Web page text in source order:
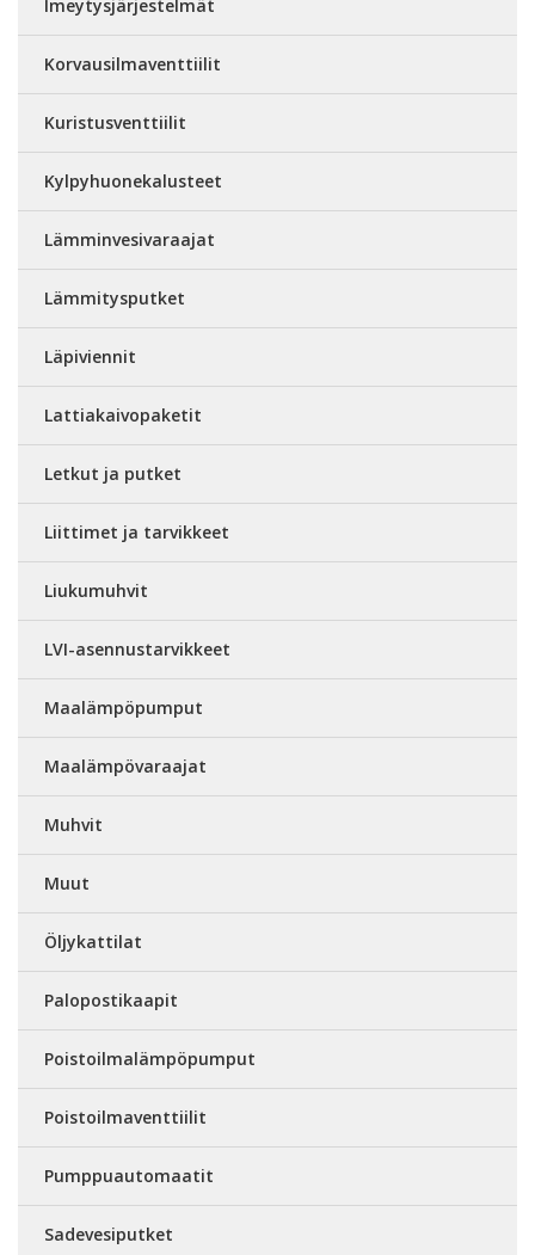
Imeytysjärjestelmät
Korvausilmaventtiilit
Kuristusventtiilit
Kylpyhuonekalusteet
Lämminvesivaraajat
Lämmitysputket
Läpiviennit
Lattiakaivopaketit
Letkut ja putket
Liittimet ja tarvikkeet
Liukumuhvit
LVI-asennustarvikkeet
Maalämpöpumput
Maalämpövaraajat
Muhvit
Muut
Öljykattilat
Palopostikaapit
Poistoilmalämpöpumput
Poistoilmaventtiilit
Pumppuautomaatit
Sadevesiputket